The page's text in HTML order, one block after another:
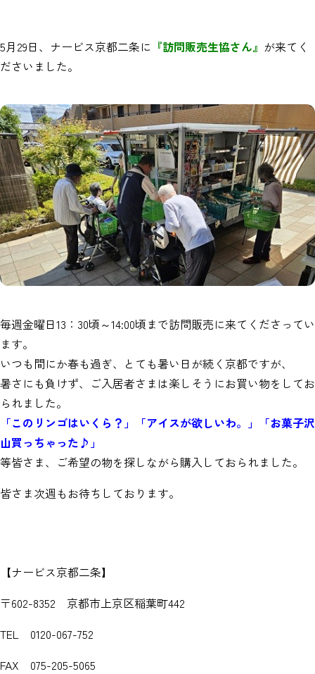
5月29日、ナービス京都二条に 『訪問販売生協さん』 が来てく
ださいました。
毎週金曜日13：30頃～14:00頃まで訪問販売に来てくださってい
ます。
いつも間にか春も過ぎ、とても暑い日が続く京都ですが、
暑さにも負けず、ご入居者さまは楽しそうにお買い物をしてお
られました。
「このリンゴはいくら？」「アイスが欲しいわ。」「お菓子沢
山買っちゃった♪」
等皆さま、ご希望の物を探しながら購入しておられました。
皆さま次週もお待ちしております。
【ナービス京都二条】
〒602-8352 京都市上京区稲葉町442
TEL 0120-067-752
FAX 075-205-5065